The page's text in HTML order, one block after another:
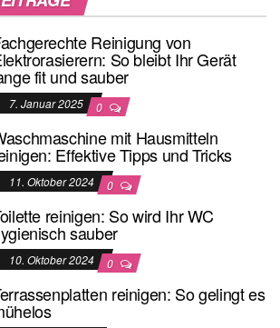
Reinigung von
So bleibt Ihr Gerät
fit und sauber
7. Januar 2025 0
mit Hausmitteln
Effektive Tipps und Tricks
11. Oktober 2024 0
reinigen: So wird Ihr WC
sauber
10. Oktober 2024 0
reinigen: So gelingt es